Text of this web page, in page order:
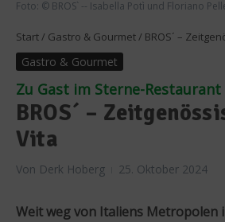
Foto: © BROS` -- Isabella Potì und Floriano
Start / Gastro & Gourmet / BROS´ –
Gastro & Gourmet
Zu Gast im Sterne-Restaurant
BROS´ –
Vita
Von Derk Hoberg 25. Oktober 2024
Weit weg von Italiens Metropolen